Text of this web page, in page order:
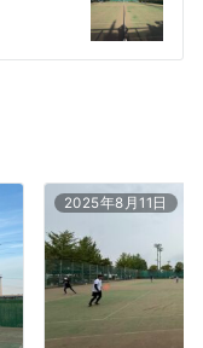
2025年8月11日